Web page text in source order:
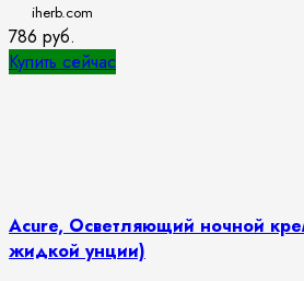
iherb.com
786 руб.
Купить сейчас
Acure, Осветляющий ночной
жидкой унции)